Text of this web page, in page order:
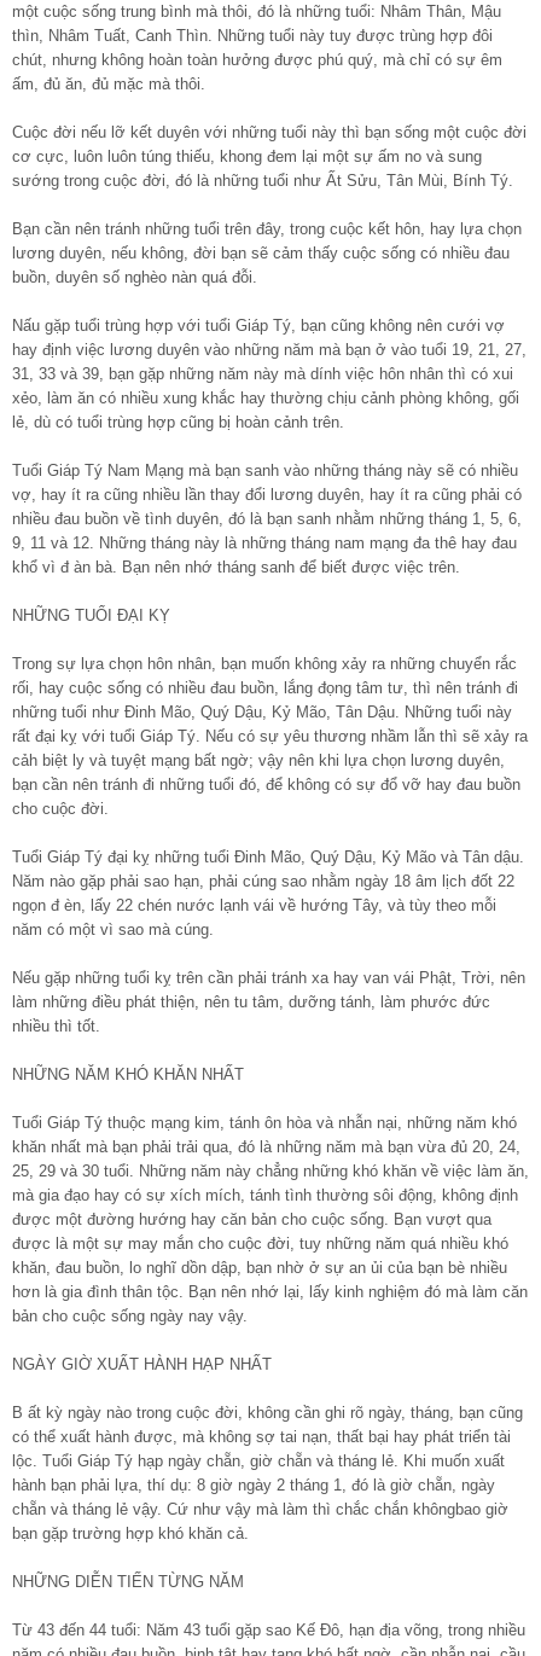
một cuộc sống trung bình mà thôi, đó là những tuổi: Nhâm Thân, Mậu
thìn, Nhâm Tuất, Canh Thìn. Những tuổi này tuy được trùng hợp đôi
chút, nhưng không hoàn toàn hưởng được phú quý, mà chỉ có sự êm
ấm, đủ ăn, đủ mặc mà thôi.
Cuộc đời nếu lỡ kết duyên với những tuổi này thì bạn sống một cuộc đời
cơ cực, luôn luôn túng thiếu, khong đem lại một sự ấm no và sung
sướng trong cuộc đời, đó là những tuổi như Ất Sửu, Tân Mùi, Bính Tý.
Bạn cần nên tránh những tuổi trên đây, trong cuộc kết hôn, hay lựa chọn
lương duyên, nếu không, đời bạn sẽ cảm thấy cuộc sống có nhiều đau
buồn, duyên số nghèo nàn quá đỗi.
Nấu gặp tuổi trùng hợp với tuổi Giáp Tý, bạn cũng không nên cưới vợ
hay định việc lương duyên vào những năm mà bạn ở vào tuổi 19, 21, 27,
31, 33 và 39, bạn gặp những năm này mà dính việc hôn nhân thì có xui
xẻo, làm ăn có nhiều xung khắc hay thường chịu cảnh phòng không, gối
lẻ, dù có tuổi trùng hợp cũng bị hoàn cảnh trên.
Tuổi Giáp Tý Nam Mạng mà bạn sanh vào những tháng này sẽ có nhiều
vợ, hay ít ra cũng nhiều lần thay đổi lương duyên, hay ít ra cũng phải có
nhiều đau buồn về tình duyên, đó là bạn sanh nhằm những tháng 1, 5, 6,
9, 11 và 12. Những tháng này là những tháng nam mạng đa thê hay đau
khổ vì đ àn bà. Bạn nên nhớ tháng sanh để biết được việc trên.
NHỮNG TUỔI ĐẠI KỴ
Trong sự lựa chọn hôn nhân, bạn muốn không xảy ra những chuyển rắc
rối, hay cuộc sống có nhiều đau buồn, lắng đọng tâm tư, thì nên tránh đi
những tuổi như Đinh Mão, Quý Dậu, Kỷ Mão, Tân Dậu. Những tuổi này
rất đại kỵ với tuổi Giáp Tý. Nếu có sự yêu thương nhầm lẫn thì sẽ xảy ra
cảh biệt ly và tuyệt mạng bất ngờ; vậy nên khi lựa chọn lương duyên,
bạn cần nên tránh đi những tuổi đó, để không có sự đổ vỡ hay đau buồn
cho cuộc đời.
Tuổi Giáp Tý đại kỵ những tuổi Đinh Mão, Quý Dậu, Kỷ Mão và Tân dậu.
Năm nào gặp phải sao hạn, phải cúng sao nhằm ngày 18 âm lịch đốt 22
ngọn đ èn, lấy 22 chén nước lạnh vái về hướng Tây, và tùy theo mỗi
năm có một vì sao mà cúng.
Nếu gặp những tuổi kỵ trên cần phải tránh xa hay van vái Phật, Trời, nên
làm những điều phát thiện, nên tu tâm, dưỡng tánh, làm phước đức
nhiều thì tốt.
NHỮNG NĂM KHÓ KHĂN NHẤT
Tuổi Giáp Tý thuộc mạng kim, tánh ôn hòa và nhẫn nại, những năm khó
khăn nhất mà bạn phải trải qua, đó là những năm mà bạn vừa đủ 20, 24,
25, 29 và 30 tuổi. Những năm này chẳng những khó khăn về việc làm ăn,
mà gia đạo hay có sự xích mích, tánh tình thường sôi động, không định
được một đường hướng hay căn bản cho cuộc sống. Bạn vượt qua
được là một sự may mắn cho cuộc đời, tuy những năm quá nhiều khó
khăn, đau buồn, lo nghĩ dồn dập, bạn nhờ ở sự an ủi của bạn bè nhiều
hơn là gia đình thân tộc. Bạn nên nhớ lại, lấy kinh nghiệm đó mà làm căn
bản cho cuộc sống ngày nay vậy.
NGÀY GIỜ XUẤT HÀNH HẠP NHẤT
B ất kỳ ngày nào trong cuộc đời, không cần ghi rõ ngày, tháng, bạn cũng
có thể xuất hành được, mà không sợ tai nạn, thất bại hay phát triển tài
lộc. Tuổi Giáp Tý hạp ngày chẵn, giờ chẵn và tháng lẻ. Khi muốn xuất
hành bạn phải lựa, thí dụ: 8 giờ ngày 2 tháng 1, đó là giờ chẵn, ngày
chẵn và tháng lẻ vậy. Cứ như vậy mà làm thì chắc chắn khôngbao giờ
bạn gặp trường hợp khó khăn cả.
NHỮNG DIỄN TIẾN TỪNG NĂM
Từ 43 đến 44 tuổi: Năm 43 tuổi gặp sao Kế Đô, hạn địa võng, trong nhiều